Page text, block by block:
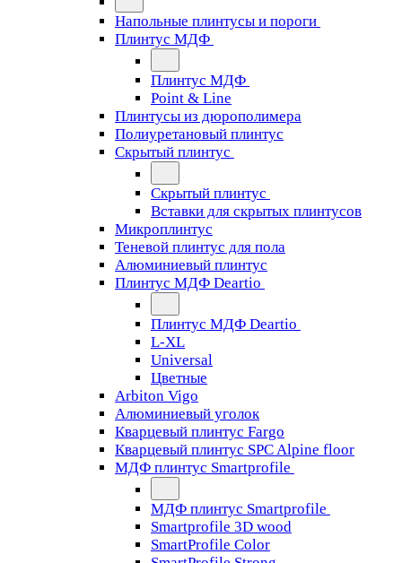
Напольные плинтусы и пороги
Плинтус МДФ
Плинтус МДФ
Point & Line
Плинтусы из дюрополимера
Полиуретановый плинтус
Скрытый плинтус
Скрытый плинтус
Вставки для скрытых плинтусов
Микроплинтус
Теневой плинтус для пола
Алюминиевый плинтус
Плинтус МДФ Deartio
Плинтус МДФ Deartio
L-XL
Universal
Цветные
Arbiton Vigo
Алюминиевый уголок
Кварцевый плинтус Fargo
Кварцевый плинтус SPC Alpine floor
МДФ плинтус Smartprofile
МДФ плинтус Smartprofile
Smartprofile 3D wood
SmartProfile Color